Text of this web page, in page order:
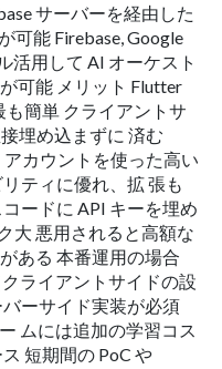
サーバーを経由した
可能 Firebase, Google
活用して AI オーケスト
可能 メリット Flutter
簡単 クライアントサ
埋め込まずに 済む
アカウントを使った高い
ティに優れ、拡 張も
ードに API キーを埋め
大 悪用されると高額な
ある 本番運用の場合
ライアントサイドの設
ーサイド実装が必須
ムには追加の学習コス
短期間の PoC や